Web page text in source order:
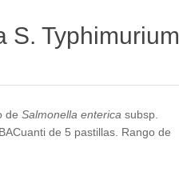
S. Typhimurium
de Salmonella enterica subsp.
de 5 pastillas. Rango de